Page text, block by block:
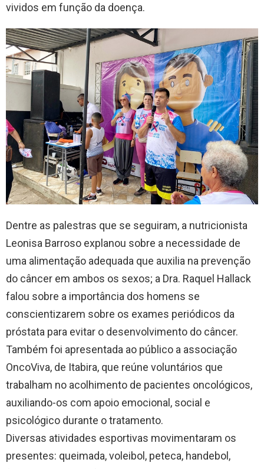
vividos em função da doença.
Dentre as palestras que se seguiram, a nutricionista
Leonisa Barroso explanou sobre a necessidade de
uma alimentação adequada que auxilia na prevenção
do câncer em ambos os sexos; a Dra. Raquel Hallack
falou sobre a importância dos homens se
conscientizarem sobre os exames periódicos da
próstata para evitar o desenvolvimento do câncer.
Também foi apresentada ao público a associação
OncoViva, de Itabira, que reúne voluntários que
trabalham no acolhimento de pacientes oncológicos,
auxiliando-os com apoio emocional, social e
psicológico durante o tratamento.
Diversas atividades esportivas movimentaram os
presentes: queimada, voleibol, peteca, handebol,